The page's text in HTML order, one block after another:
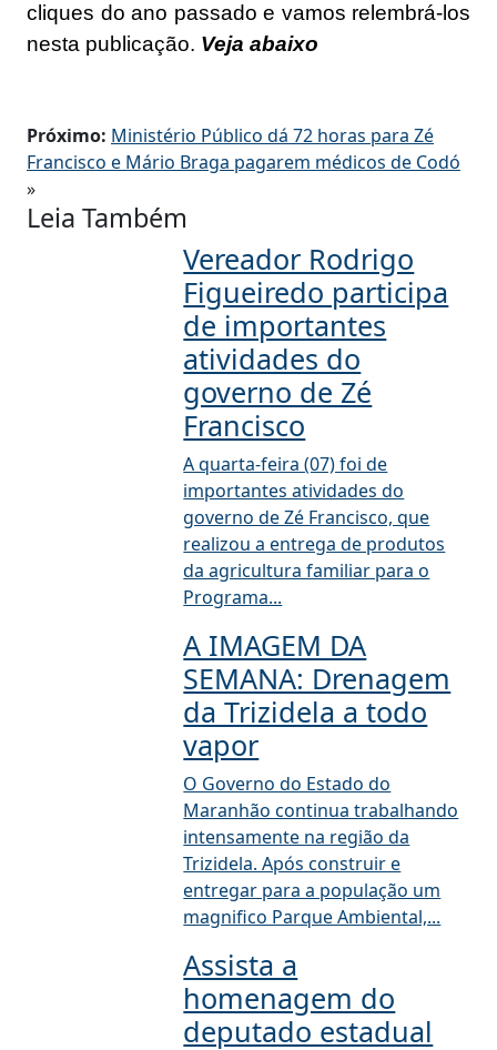
cliques do ano passado e vamos relembrá-los
nesta publicação. Veja abaixo
Próximo: Ministério Público dá 72 horas para Zé
Francisco e Mário Braga pagarem médicos de Codó
»
Leia Também
Vereador Rodrigo
Figueiredo participa
de importantes
atividades do
governo de Zé
Francisco
A quarta-feira (07) foi de
importantes atividades do
governo de Zé Francisco, que
realizou a entrega de produtos
da agricultura familiar para o
Programa...
A IMAGEM DA
SEMANA: Drenagem
da Trizidela a todo
vapor
O Governo do Estado do
Maranhão continua trabalhando
intensamente na região da
Trizidela. Após construir e
entregar para a população um
magnifico Parque Ambiental,...
Assista a
homenagem do
deputado estadual